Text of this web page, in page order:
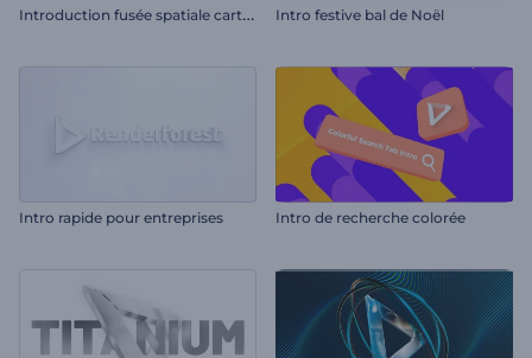
I
ntroduction fusée spatiale cartoon Intro festive bal de Noël
Intro rapide pour entreprises Intro de recherche colorée